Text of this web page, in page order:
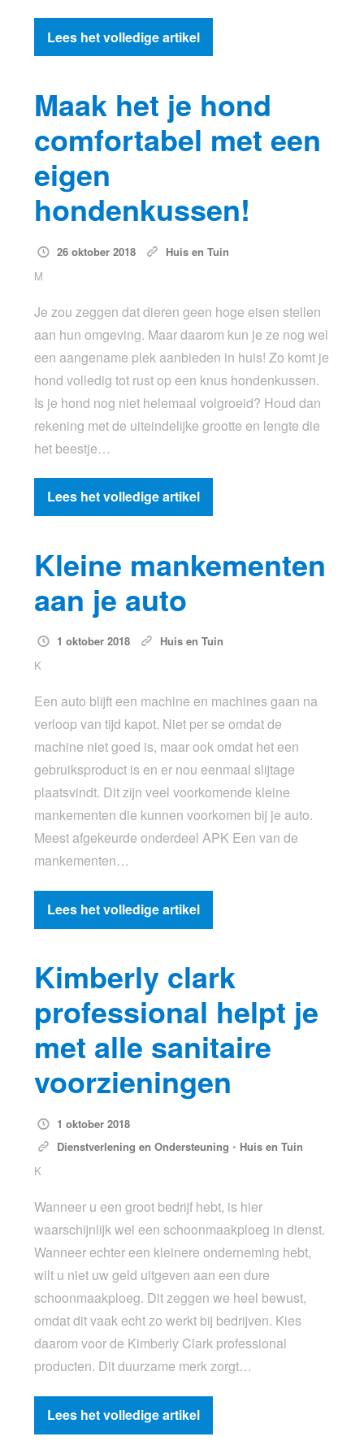
Lees het volledige artikel
Maak het je hond
comfortabel met een
eigen
hondenkussen!
26 oktober 2018
Huis en Tuin
M
Je zou zeggen dat dieren geen hoge eisen stellen
aan hun omgeving. Maar daarom kun je ze nog wel
een aangename plek aanbieden in huis! Zo komt je
hond volledig tot rust op een knus hondenkussen.
Is je hond nog niet helemaal volgroeid? Houd dan
rekening met de uiteindelijke grootte en lengte die
het beestje…
Lees het volledige artikel
Kleine mankementen
aan je auto
1 oktober 2018
Huis en Tuin
K
Een auto blijft een machine en machines gaan na
verloop van tijd kapot. Niet per se omdat de
machine niet goed is, maar ook omdat het een
gebruiksproduct is en er nou eenmaal slijtage
plaatsvindt. Dit zijn veel voorkomende kleine
mankementen die kunnen voorkomen bij je auto.
Meest afgekeurde onderdeel APK Een van de
mankementen…
Lees het volledige artikel
Kimberly clark
professional helpt je
met alle sanitaire
voorzieningen
1 oktober 2018
Dienstverlening en Ondersteuning • Huis en Tuin
K
Wanneer u een groot bedrijf hebt, is hier
waarschijnlijk wel een schoonmaakploeg in dienst.
Wanneer echter een kleinere onderneming hebt,
wilt u niet uw geld uitgeven aan een dure
schoonmaakploeg. Dit zeggen we heel bewust,
omdat dit vaak echt zo werkt bij bedrijven. Kies
daarom voor de Kimberly Clark professional
producten. Dit duurzame merk zorgt…
Lees het volledige artikel